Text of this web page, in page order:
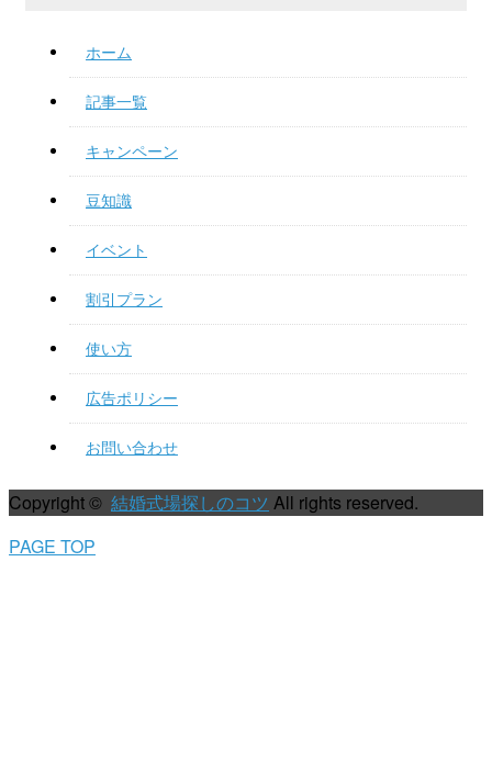
ホーム
記事一覧
キャンペーン
豆知識
イベント
割引プラン
使い方
広告ポリシー
お問い合わせ
Copyright © 結婚式場探しのコツ All rights reserved.
PAGE TOP